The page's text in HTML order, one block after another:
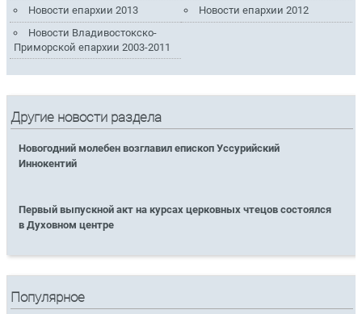
Новости епархии 2013
Новости епархии 2012
Новости Владивостокско-
Приморской епархии 2003-2011
Другие новости раздела
Новогодний молебен возглавил епископ Уссурийский
Иннокентий
Первый выпускной акт на курсах церковных чтецов состоялся
в Духовном центре
Популярное